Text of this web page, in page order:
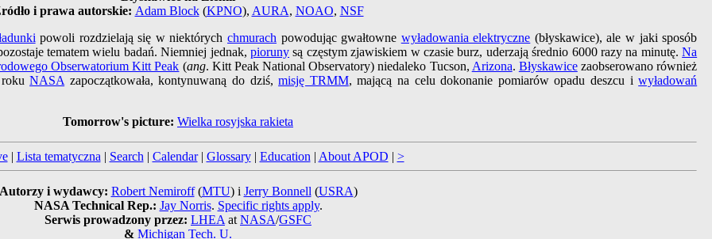
i prawa autorskie: Adam Block(KPNO), AURA, NOAO, NSF
powoli rozdzielają się w niektórychchmurach powodując gwałtowne wyładowania elektryczne (błyskawice), ale w jaki sposób
tematem wielu badań. Niemniej jednak,pioruny są częstym zjawiskiem w czasie burz, uderzają średnio 6000 razy na minutę.Na
Obserwatorium Kitt Peak (ang. Kitt Peak National Observatory) niedaleko Tucson, Arizona. Błyskawicezaobserowano również
rokuNASA zapoczątkowała, kontynuwaną do dziś,misję TRMM, mającą na celu dokonanie pomiarów opadu deszcu iwyładowań
Tomorrow's picture: Wielka rosyjska rakieta
| Lista tematyczna | Search | Calendar| Glossary| Education | About APOD | >
i wydawcy: Robert Nemiroff(MTU) i Jerry Bonnell (USRA)
NASA Technical Rep.: Jay Norris. Specific rights apply.
Serwis prowadzony przez: LHEA at NASA/GSFC
& Michigan Tech. U.